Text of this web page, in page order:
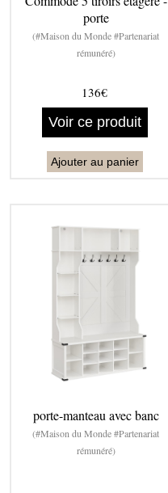
porte
(#Maison du Monde #Partenariat
rémunéré)
136€
Voir ce produit
Ajouter au panier
porte-manteau avec banc
(#Maison du Monde #Partenariat
rémunéré)